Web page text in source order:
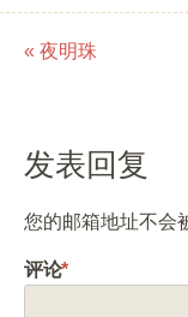
Post
« 夜明珠
发表回复
您的邮箱地址不会
评论*